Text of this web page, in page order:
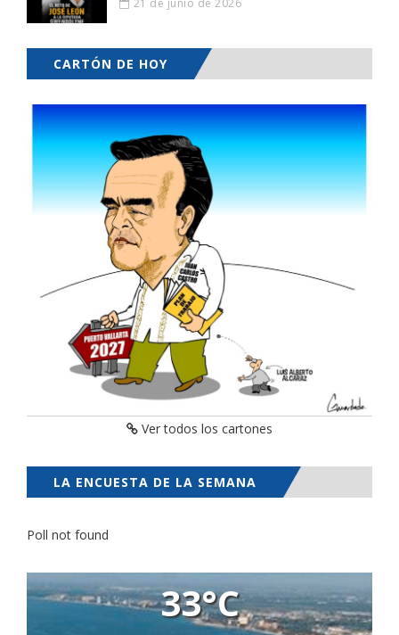
21 de junio de 2026
CARTÓN DE HOY
Ver todos los cartones
LA ENCUESTA DE LA SEMANA
Poll not found
33°C